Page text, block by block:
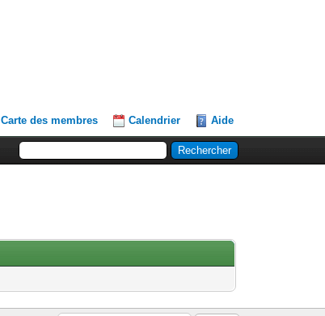
Carte des membres Calendrier Aide